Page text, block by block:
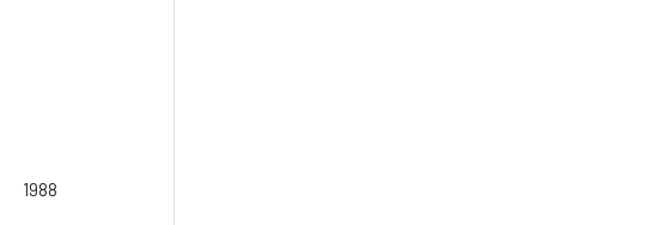
1988